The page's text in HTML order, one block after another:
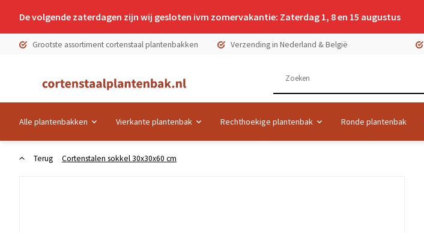
De volgende zaterdagen zijn wij gesloten ivm zomervakantie: Zaterdag 1, 8 en 15 augustus
Grootste assortiment cortenstaal plantenbakken Verzending in Nederland & België
Alle plantenbakken Vierkante plantenbak Rechthoekige plantenbak Ronde plantenbak
Terug Cortenstalen sokkel 30x30x60 cm